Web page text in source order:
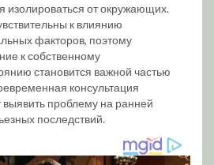
изолироваться от окружающих.
к влиянию
факторов, поэтому
к собственному
становится важной частью
консультация
проблему на ранней
последствий.